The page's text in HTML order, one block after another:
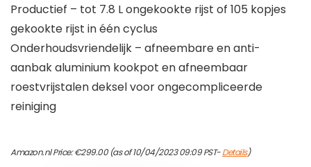
Productief – tot 7.8 L ongekookte rijst of 105 kopjes
gekookte rijst in één cyclus
Onderhoudsvriendelijk – afneembare en anti-
aanbak aluminium kookpot en afneembaar
roestvrijstalen deksel voor ongecompliceerde
reiniging
Amazon.nl Price:€299.00(as of 10/04/2023 09:09 PST-Details)